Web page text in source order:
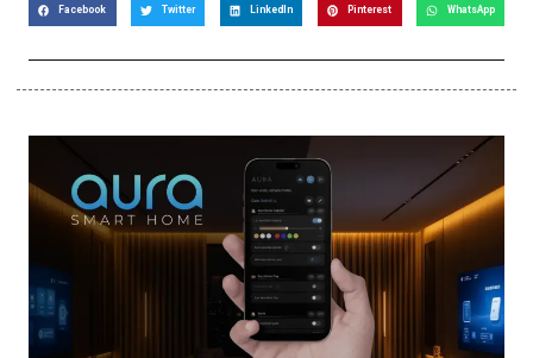
Facebook Twitter LinkedIn Pinterest WhatsApp